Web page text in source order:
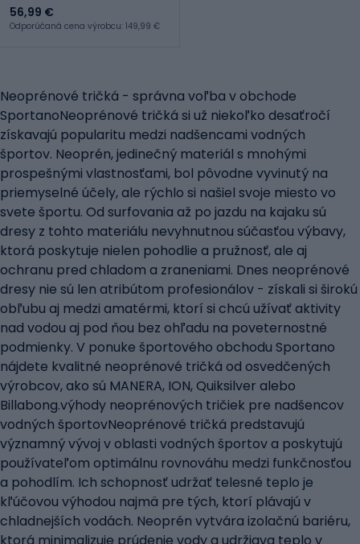
56,99 €
Odporúčaná cena výrobcu: 149,99 €
Neoprénové tričká - správna voľba v obchode
SportanoNeoprénové tričká si už niekoľko desaťročí
získavajú popularitu medzi nadšencami vodných
športov. Neoprén, jedinečný materiál s mnohými
prospešnými vlastnosťami, bol pôvodne vyvinutý na
priemyselné účely, ale rýchlo si našiel svoje miesto vo
svete športu. Od surfovania až po jazdu na kajaku sú
dresy z tohto materiálu nevyhnutnou súčasťou výbavy,
ktorá poskytuje nielen pohodlie a pružnosť, ale aj
ochranu pred chladom a zraneniami. Dnes neoprénové
dresy nie sú len atribútom profesionálov - získali si širokú
obľubu aj medzi amatérmi, ktorí si chcú užívať aktivity
nad vodou aj pod ňou bez ohľadu na poveternostné
podmienky. V ponuke športového obchodu Sportano
nájdete kvalitné neoprénové tričká od osvedčených
výrobcov, ako sú MANERA, ION, Quiksilver alebo
Billabong.výhody neoprénových tričiek pre nadšencov
vodných športovNeoprénové tričká predstavujú
významný vývoj v oblasti vodných športov a poskytujú
používateľom optimálnu rovnováhu medzi funkčnosťou
a pohodlím. Ich schopnosť udržať telesné teplo je
kľúčovou výhodou najmä pre tých, ktorí plávajú v
chladnejších vodách. Neoprén vytvára izolačnú bariéru,
ktorá minimalizuje prúdenie vody a udržiava teplo v